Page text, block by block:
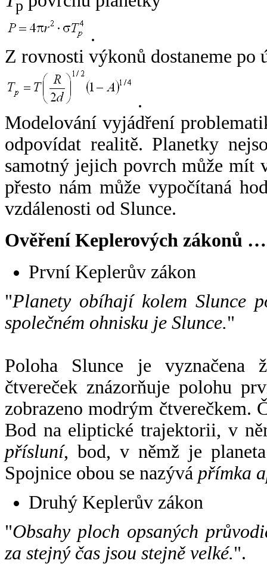
p
.
Z rovnosti výkonů dostaneme po
.
Modelování vyjádření
odpovídat realitě. Planetky
samotný jejich povrch může mít
přesto nám může vypočítaná
vzdálenosti od Slunce.
Ověření Keplerových zákonů …
První Keplerův zákon
"Planety obíhají kolem Slunce
společném ohnisku je Slunce."
Poloha Slunce je vyznačena
čtvereček znázorňuje polohu
zobrazeno modrým čtverečkem.
Bod na eliptické trajektorii, v
přísluní, bod, v němž je
Spojnice obou se nazývá přímka
Druhý Keplerův zákon
"Obsahy ploch opsaných
za stejný čas jsou stejně velké.".